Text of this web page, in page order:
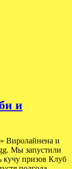
и
Виролайнена и
Мы запустили
кучу призов Клуб